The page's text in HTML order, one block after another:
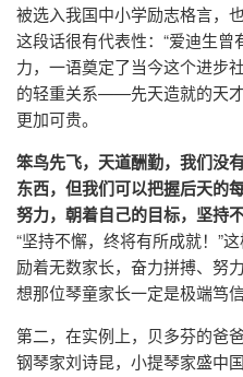
被选入我国中小学励志格言，
这段话很有代表性：“爱迪生
力，一语奠定了当今这个进步
的轻重关系——先天造就的天
更加可贵。
笨鸟先飞，天道酬勤，我们没
东西，但我们可以把握后天的
努力，朝着自己的目标，坚持
“坚持不懈，终将有所成就！”
励着无数家长，奋力拼搏、努
想那位琴童家长一定是极端笃
第二，在实例上，贝多芬的爸
钢琴家刘诗昆，小提琴家盛中